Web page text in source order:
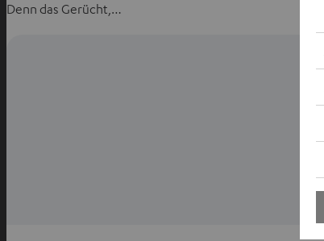
Denn das Gerücht,…